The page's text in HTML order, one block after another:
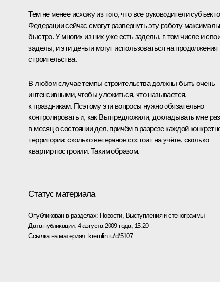
Тем не менее исхожу из того, что все руководители
Федерации сейчас смогут развернуть эту работу
быстро. У многих из них уже есть заделы, в том числе и свои
заделы, и эти деньги могут использоваться на продолжения
строительства.
В любом случае темпы строительства должны быть очень
интенсивными, чтобы уложиться, что называется,
к праздникам. Поэтому эти вопросы нужно обязательно
контролировать и, как Вы предложили, докладывать мне раз
в месяц о состоянии дел, причём в разрезе каждой
территории: сколько ветеранов состоит на учёте, сколько
квартир построили. Таким образом.
Статус материала
Опубликован в разделах: Новости, Выступления и стенограммы
Дата публикации:4 августа 2009 года, 15:20
Ссылка на материал: kremlin.ru/d/5107